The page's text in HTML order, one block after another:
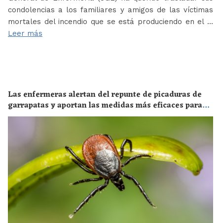
condolencias a los familiares y amigos de las víctimas
mortales del incendio que se está produciendo en el …
Leer más
Las enfermeras alertan del repunte de picaduras de
garrapatas y aportan las medidas más eficaces para
evitar las enfermedades derivadas